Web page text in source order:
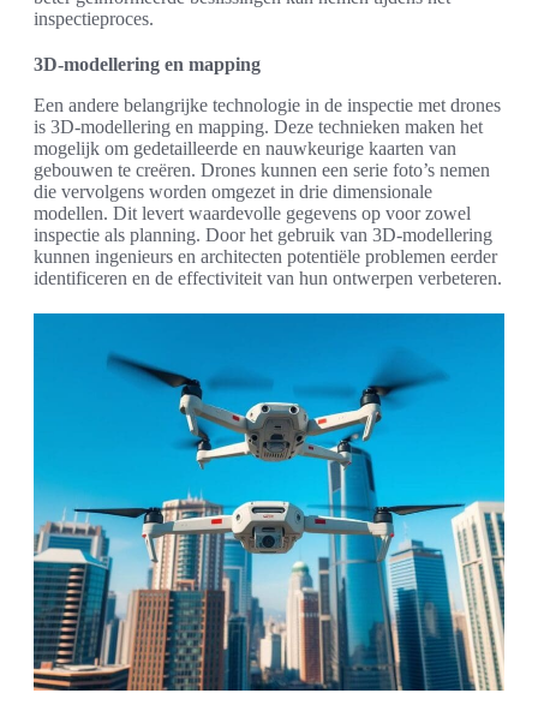
inspectieproces.
3D-modellering en mapping
Een andere belangrijke technologie in de inspectie met drones
is 3D-modellering en mapping. Deze technieken maken het
mogelijk om gedetailleerde en nauwkeurige kaarten van
gebouwen te creëren. Drones kunnen een serie foto’s nemen
die vervolgens worden omgezet in drie dimensionale
modellen. Dit levert waardevolle gegevens op voor zowel
inspectie als planning. Door het gebruik van 3D-modellering
kunnen ingenieurs en architecten potentiële problemen eerder
identificeren en de effectiviteit van hun ontwerpen verbeteren.